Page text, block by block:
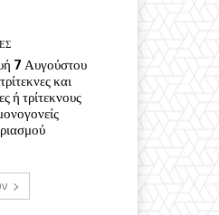
7 Αυγούστου
και
ή τρίτεκνους